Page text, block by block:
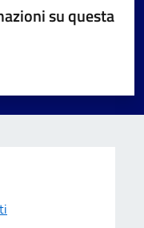
su questa